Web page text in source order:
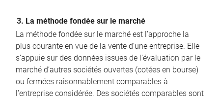
3. La méthode fondée sur le marché
La méthode fondée sur le marché est l’approche la
plus courante en vue de la vente d’une entreprise. Elle
s’appuie sur des données issues de l’évaluation par le
marché d’autres sociétés ouvertes (cotées en bourse)
ou fermées raisonnablement comparables à
l’entreprise considérée. Des sociétés comparables sont